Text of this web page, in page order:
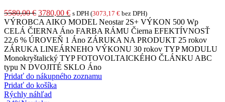
5580,00€ Pôvodná
cena
bola:
5580,00 €.
3780,00 €Aktuálna
cena
je:
3780,00 €.
s DPH (3073,17 € bez DPH)
VÝROBCA AIKO MODEL Neostar 2S+ VÝKON 500 Wp
CELÁ ČIERNA Áno FARBA RÁMU Čierna EFEKTÍVNOSŤ
22,6 % ÚROVEŇ 1 Áno ZÁRUKA NA PRODUKT 25 rokov
ZÁRUKA LINEÁRNEHO VÝKONU 30 rokov TYP MODULU
Monokryštalický TYP FOTOVOLTAICKÉHO ČLÁNKU ABC
typu N DVOJITÉ SKLO Áno
Pridať do nákupného zoznamu
Pridať do košíka
Rýchly náhľad